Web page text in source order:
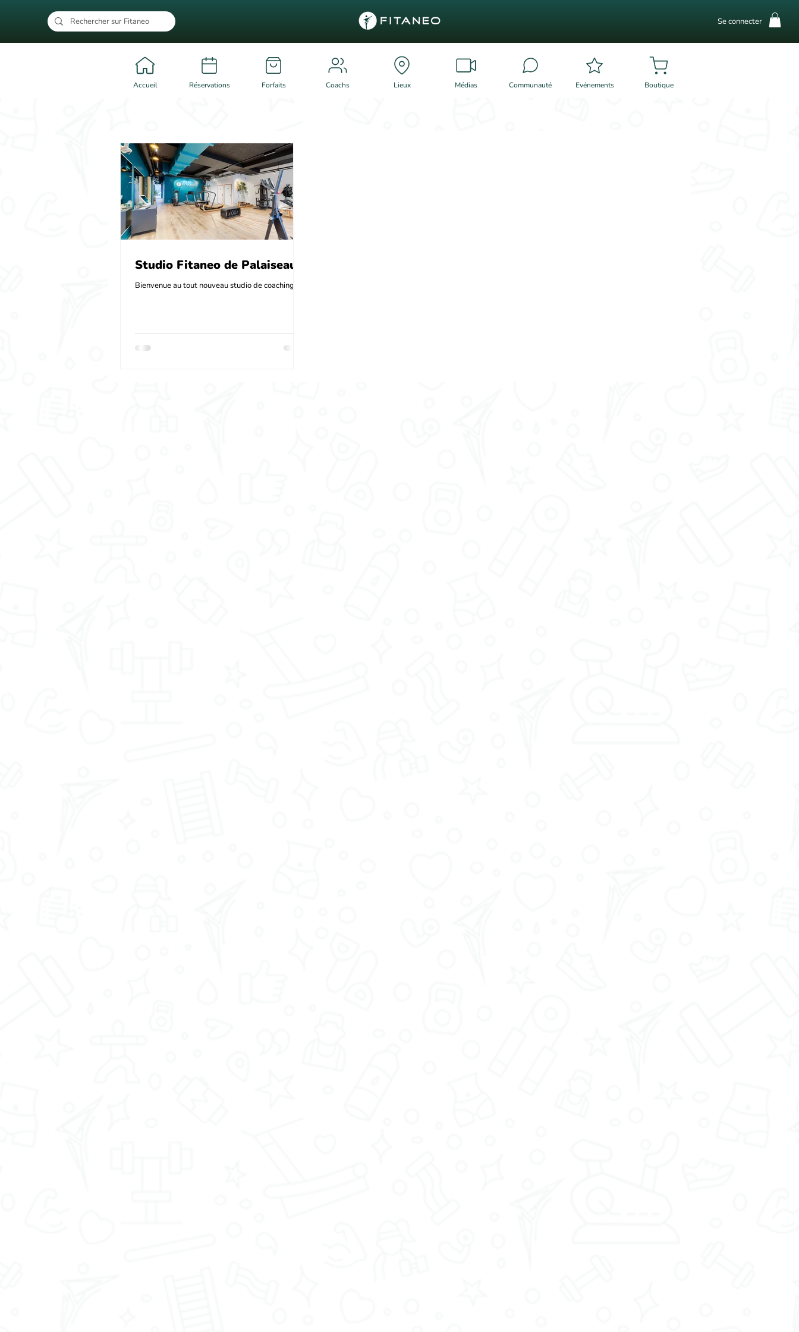
Se connecter
Accueil Réservations Forfaits Coachs Lieux Médias Communauté Evénements Boutique
Studio Fitaneo de Palaiseau
Bienvenue au tout nouveau studio de coaching